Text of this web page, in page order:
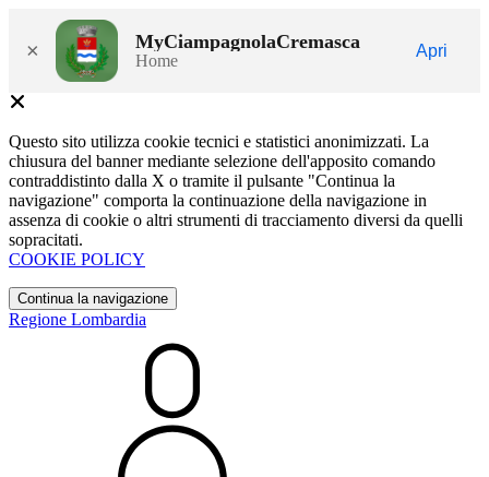
× MyCiampagnolaCremasca
Home
Apri
Questo sito utilizza cookie tecnici e statistici anonimizzati. La
chiusura del banner mediante selezione dell'apposito comando
contraddistinto dalla X o tramite il pulsante "Continua la
navigazione" comporta la continuazione della navigazione in
assenza di cookie o altri strumenti di tracciamento diversi da quelli
sopracitati.
COOKIE POLICY
Continua la navigazione
Regione Lombardia